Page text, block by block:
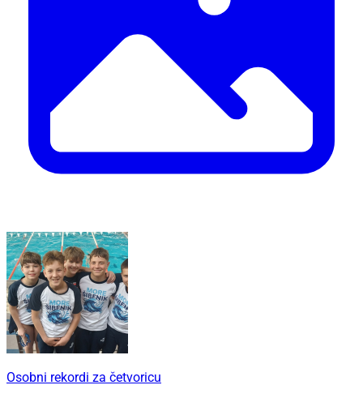
Osobni rekordi za četvoricu